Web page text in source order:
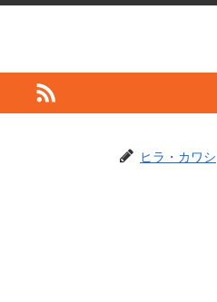
ヒラ・カワシ